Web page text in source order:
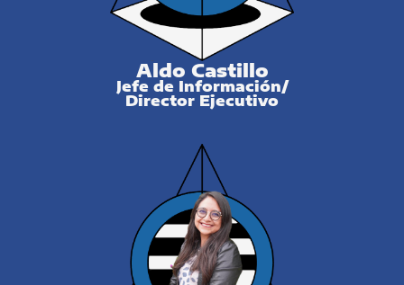
Aldo Castillo
Jefe de Información/
Director Ejecutivo